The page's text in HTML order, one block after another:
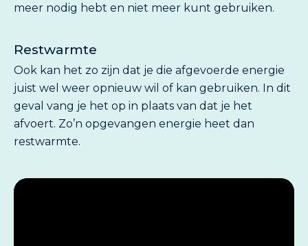
meer nodig hebt en niet meer kunt gebruiken.
Restwarmte
Ook kan het zo zijn dat je die afgevoerde energie
juist wel weer opnieuw wil of kan gebruiken. In dit
geval vang je het op in plaats van dat je het
afvoert. Zo’n opgevangen energie heet dan
restwarmte.